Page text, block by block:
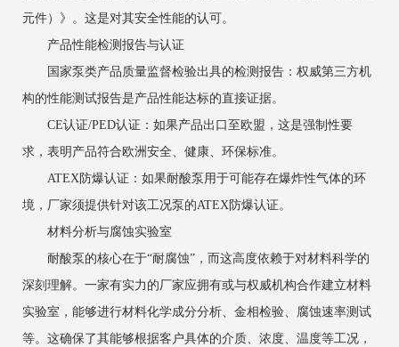
元件）》。这是对其安全性能的认可。
产品性能检测报告与认证
国家泵类产品质量监督检验出具的检测报告：权威第三方机
构的性能测试报告是产品性能达标的直接证据。
CE认证/PED认证：如果产品出口至欧盟，这是强制性要
求，表明产品符合欧洲安全、健康、环保标准。
ATEX防爆认证：如果耐酸泵用于可能存在爆炸性气体的环
境，厂家须提供针对该工况泵的ATEX防爆认证。
材料分析与腐蚀实验室
耐酸泵的核心在于“耐腐蚀”，而这高度依赖于对材料科学的
深刻理解。一家有实力的厂家应拥有或与权威机构合作建立材料
实验室，能够进行材料化学成分分析、金相检验、腐蚀速率测试
等。这确保了其能够根据客户具体的介质、浓度、温度等工况，